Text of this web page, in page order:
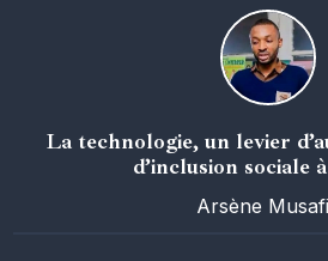
La technologie, un levier
d’inclusion sociale
Arsène